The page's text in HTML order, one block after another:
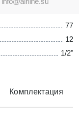
77
12
1/2"
Комплектация